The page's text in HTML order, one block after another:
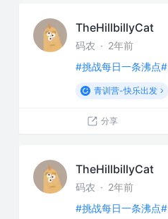
TheHillbillyCat
码农 · 2年前
#挑战每日一条沸点#
青训营-快乐出发
分享
TheHillbillyCat
码农 · 2年前
#挑战每日一条沸点#